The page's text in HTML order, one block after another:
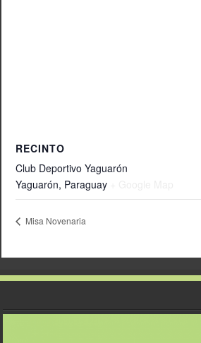
RECINTO
Club Deportivo Yaguarón
Yaguarón, Paraguay
Misa Novenaria